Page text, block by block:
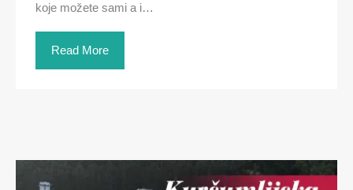
koje možete sami a i…
Read More